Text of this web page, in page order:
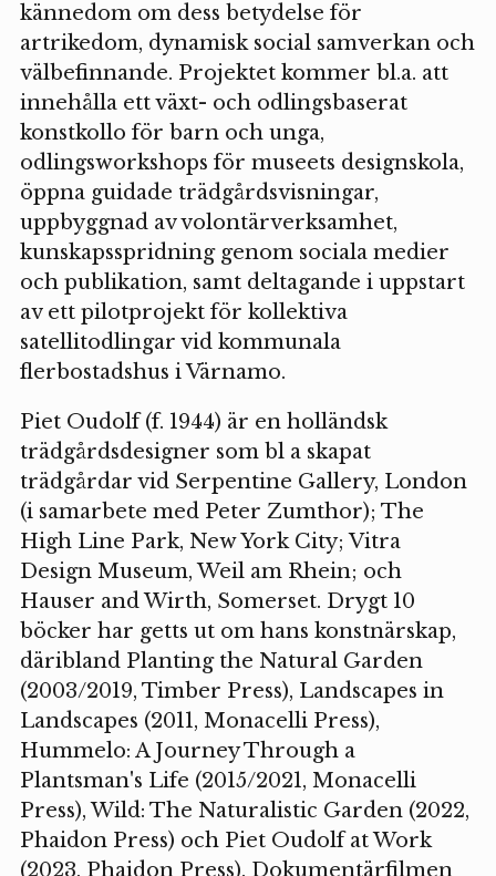
kännedom om dess betydelse för
artrikedom, dynamisk social samverkan och
välbefinnande. Projektet kommer bl.a. att
innehålla ett växt- och odlingsbaserat
konstkollo för barn och unga,
odlingsworkshops för museets designskola,
öppna guidade trädgårdsvisningar,
uppbyggnad av volontärverksamhet,
kunskapsspridning genom sociala medier
och publikation, samt deltagande i uppstart
av ett pilotprojekt för kollektiva
satellitodlingar vid kommunala
flerbostadshus i Värnamo.
Piet Oudolf (f. 1944) är en holländsk
trädgårdsdesigner som bl a skapat
trädgårdar vid Serpentine Gallery, London
(i samarbete med Peter Zumthor); The
High Line Park, New York City; Vitra
Design Museum, Weil am Rhein; och
Hauser and Wirth, Somerset. Drygt 10
böcker har getts ut om hans konstnärskap,
däribland Planting the Natural Garden
(2003/2019, Timber Press), Landscapes in
Landscapes (2011, Monacelli Press),
Hummelo: A Journey Through a
Plantsman's Life (2015/2021, Monacelli
Press), Wild: The Naturalistic Garden (2022,
Phaidon Press) och Piet Oudolf at Work
(2023, Phaidon Press). Dokumentärfilmen